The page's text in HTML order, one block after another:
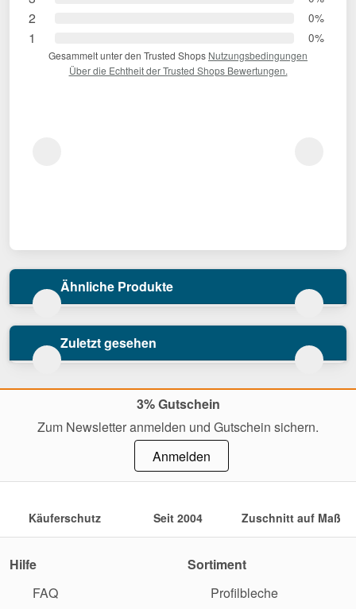
2 0%
1 0%
Gesammelt unter den Trusted Shops Nutzungsbedingungen
Über die Echtheit der Trusted Shops Bewertungen.
Ähnliche Produkte
Zuletzt gesehen
3% Gutschein
Zum Newsletter anmelden und Gutschein sichern.
Anmelden
Käuferschutz Seit 2004 Zuschnitt auf Maß
Hilfe
FAQ
Sortiment
Profilbleche